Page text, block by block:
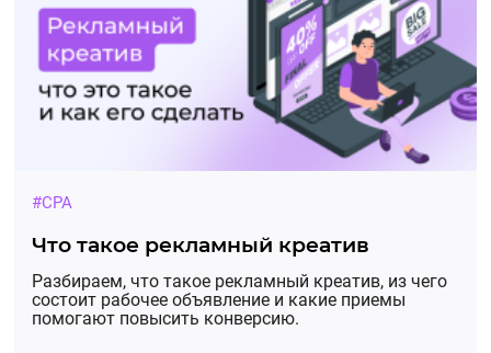
#CPA
Что такое рекламный креатив
Разбираем, что такое рекламный креатив, из чего
состоит рабочее объявление и какие приемы
помогают повысить конверсию.